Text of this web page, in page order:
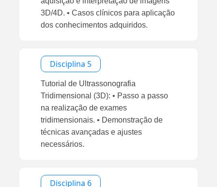
3D/4D. • Casos clínicos para aplicação
dos conhecimentos adquiridos.
Disciplina 5
Tutorial de Ultrassonografia
Tridimensional (3D): • Passo a passo
na realização de exames
tridimensionais. • Demonstração de
técnicas avançadas e ajustes
necessários.
Disciplina 6